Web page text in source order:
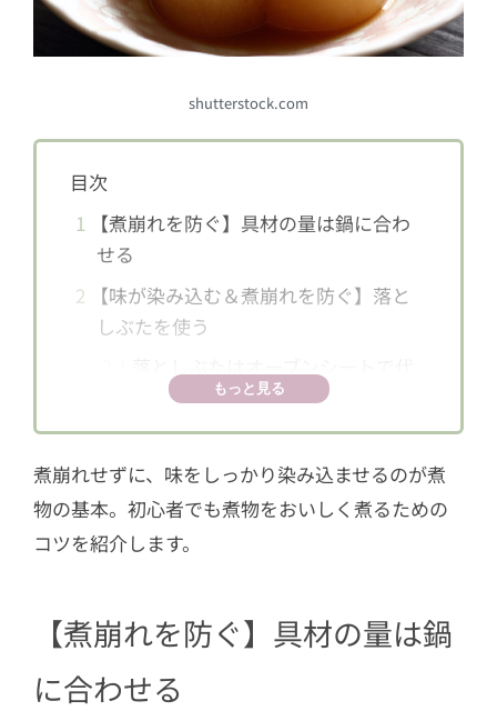
shutterstock.com
目次
1 【煮崩れを防ぐ】具材の量は鍋に合わ
せる
2 【味が染み込む＆煮崩れを防ぐ】落と
しぶたを使う
用できる
3【焦げつきを防ぐ】火加減はふつふつ
4【豆知識】煮方で変わる煮物の名前
もっと見る
煮崩れせずに、味をしっかり染み込ませるのが煮
物の基本。初心者でも煮物をおいしく煮るための
コツを紹介します。
【煮崩れを防ぐ】具材の量は鍋
に合わせる